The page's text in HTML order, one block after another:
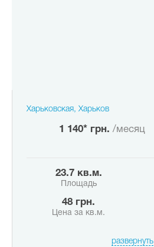
Харьковская, Харьков
1 140* грн. /месяц
23.7 кв.м.
Площадь
48 грн.
Цена за кв.м.
развернуть